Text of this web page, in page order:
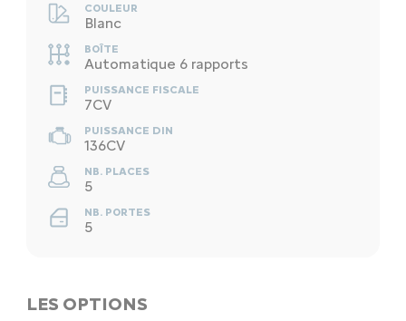
COULEUR
Blanc
BOÎTE
Automatique 6 rapports
PUISSANCE FISCALE
7CV
PUISSANCE DIN
136CV
NB. PLACES
5
NB. PORTES
5
LES OPTIONS